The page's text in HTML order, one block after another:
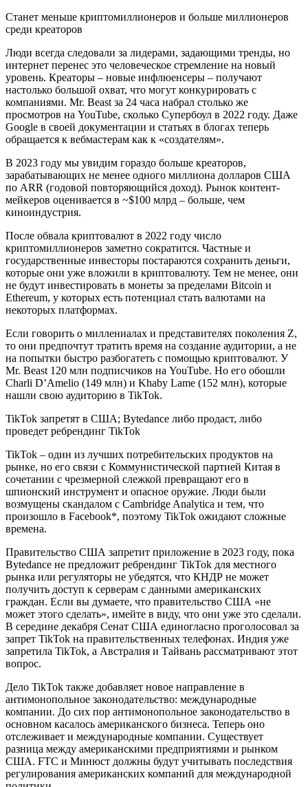
Станет меньше криптомиллионеров и больше миллионеров
среди креаторов
Люди всегда следовали за лидерами, задающими тренды, но
интернет перенес это человеческое стремление на новый
уровень. Креаторы – новые инфлюенсеры – получают
настолько большой охват, что могут конкурировать с
компаниями. Mr. Beast за 24 часа набрал столько же
просмотров на YouTube, сколько Супербоул в 2022 году. Даже
Google в своей документации и статьях в блогах теперь
обращается к вебмастерам как к «создателям».
В 2023 году мы увидим гораздо больше креаторов,
зарабатывающих не менее одного миллиона долларов США
по ARR (годовой повторяющийся доход). Рынок контент-
мейкеров оценивается в ~$100 млрд – больше, чем
киноиндустрия.
После обвала криптовалют в 2022 году число
криптомиллионеров заметно сократится. Частные и
государственные инвесторы постараются сохранить деньги,
которые они уже вложили в криптовалюту. Тем не менее, они
не будут инвестировать в монеты за пределами Bitcoin и
Ethereum, у которых есть потенциал стать валютами на
некоторых платформах.
Если говорить о миллениалах и представителях поколения Z,
то они предпочтут тратить время на создание аудитории, а не
на попытки быстро разбогатеть с помощью криптовалют. У
Mr. Beast 120 млн подписчиков на YouTube. Но его обошли
Charli D’Amelio (149 млн) и Khaby Lame (152 млн), которые
нашли свою аудиторию в TikTok.
TikTok запретят в США; Bytedance либо продаст, либо
проведет ребрендинг TikTok
TikTok – один из лучших потребительских продуктов на
рынке, но его связи c Коммунистической партией Китая в
сочетании с чрезмерной слежкой превращают его в
шпионский инструмент и опасное оружие. Люди были
возмущены скандалом с Cambridge Analytica и тем, что
произошло в Facebook*, поэтому TikTok ожидают сложные
времена.
Правительство США запретит приложение в 2023 году, пока
Bytedance не предложит ребрендинг TikTok для местного
рынка или регуляторы не убедятся, что КНДР не может
получить доступ к серверам с данными американских
граждан. Если вы думаете, что правительство США «не
может этого сделать», имейте в виду, что они уже это сделали.
В середине декабря Сенат США единогласно проголосовал за
запрет TikTok на правительственных телефонах. Индия уже
запретила TikTok, а Австралия и Тайвань рассматривают этот
вопрос.
Дело TikTok также добавляет новое направление в
антимонопольное законодательство: международные
компании. До сих пор антимонопольное законодательство в
основном касалось американского бизнеса. Теперь оно
отслеживает и международные компании. Существует
разница между американскими предприятиями и рынком
США. FTC и Минюст должны будут учитывать последствия
регулирования американских компаний для международной